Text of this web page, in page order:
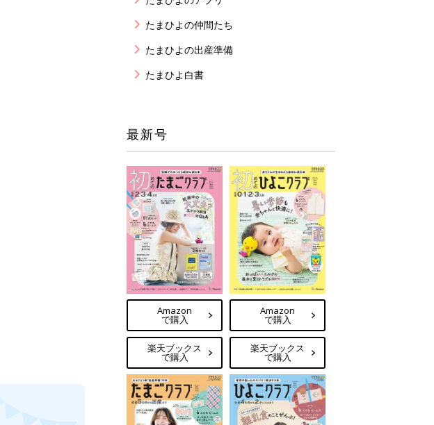
たまひよの仲間たち
たまひよの出産準備
たまひよ白書
最新号
Amazon
で購入
楽天ブックス
で購入
Amazon
で購入
楽天ブックス
で購入